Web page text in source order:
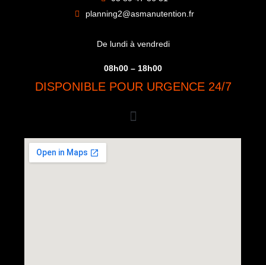
planning2@asmanutention.fr
De lundi à vendredi
08h00 – 18h00
DISPONIBLE POUR URGENCE 24/7